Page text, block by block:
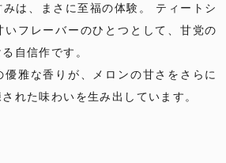
は、まさに至福の体験。 ティートシ
いフレーバーのひとつとして、甘党の
自信作です。
雅な香りが、メロンの甘さをさらに
れた味わいを生み出しています。